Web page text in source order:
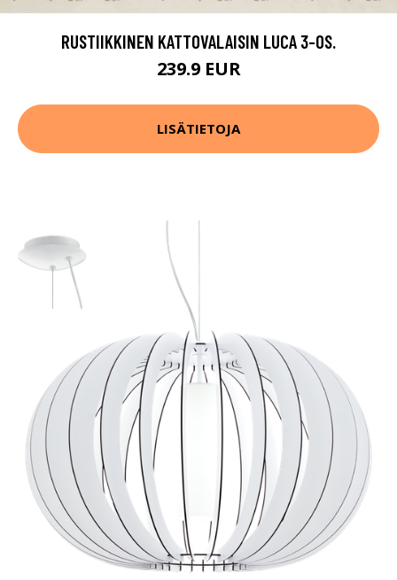
RUSTIIKKINEN KATTOVALAISIN LUCA 3-OS.
239.9 EUR
LISÄTIETOJA